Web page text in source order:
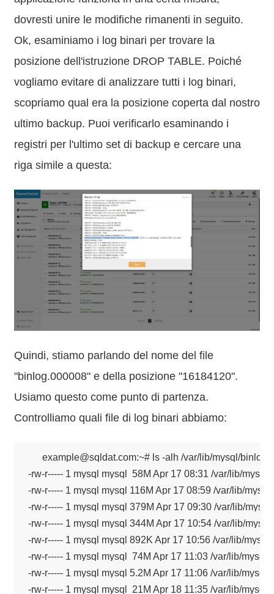
dovresti unire le modifiche rimanenti in seguito.
Ok, esaminiamo i log binari per trovare la
posizione dell'istruzione DROP TABLE. Poiché
vogliamo evitare di analizzare tutti i log binari,
scopriamo qual era la posizione coperta dal nostro
ultimo backup. Puoi verificarlo esaminando i
registri per l'ultimo set di backup e cercare una
riga simile a questa:
Quindi, stiamo parlando del nome del file
"binlog.000008" e della posizione "16184120".
Usiamo questo come punto di partenza.
Controlliamo quali file di log binari abbiamo:
example@sqldat.com:~# ls -alh /var/lib/mysql/binlog.*
-rw-r----- 1 mysql mysql  58M Apr 17 08:31 /var/lib/
-rw-r----- 1 mysql mysql 116M Apr 17 08:59 /var/lib/
-rw-r----- 1 mysql mysql 379M Apr 17 09:30 /var/lib/
-rw-r----- 1 mysql mysql 344M Apr 17 10:54 /var/lib/
-rw-r----- 1 mysql mysql 892K Apr 17 10:56 /var/lib/
-rw-r----- 1 mysql mysql  74M Apr 17 11:03 /var/lib/
-rw-r----- 1 mysql mysql 5.2M Apr 17 11:06 /var/lib/
-rw-r----- 1 mysql mysql  21M Apr 18 11:35 /var/lib/